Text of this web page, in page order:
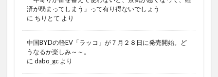
済が弱まってしまう」って有り得ないでしょう
に ちりとて より
中国BYDの軽EV「ラッコ」が７月２８日に発売開始。ど
うなるか楽しみ～～。
に dabo_gc より